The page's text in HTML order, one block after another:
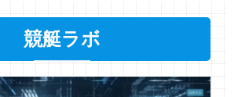
競艇ラボ